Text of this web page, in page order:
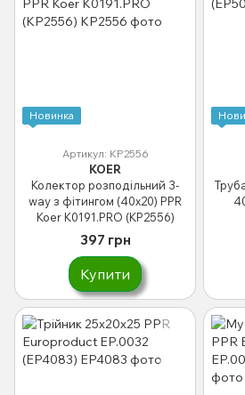
Новинка
Артикул: KP2556
KOER
Колектор розподільний 3-
way з фітингом (40x20) PPR
Koer K0191.PRO (KP2556)
397 грн
Купити